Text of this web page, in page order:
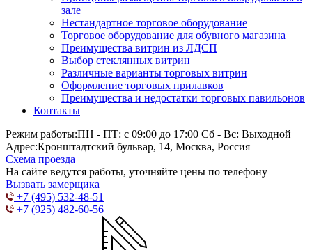
зале
Нестандартное торговое оборудование
Торговое оборудование для обувного магазина
Преимущества витрин из ЛДСП
Выбор стеклянных витрин
Различные варианты торговых витрин
Оформление торговых прилавков
Преимущества и недостатки торговых павильонов
Контакты
Режим работы:ПН - ПТ: с 09:00 до 17:00 Сб - Вс: Выходной
Адрес:Кронштадтский бульвар, 14, Москва, Россия
Схема проезда
На сайте ведутся работы, уточняйте цены по телефону
Вызвать замерщика
+7 (495) 532-48-51
+7 (925) 482-60-56